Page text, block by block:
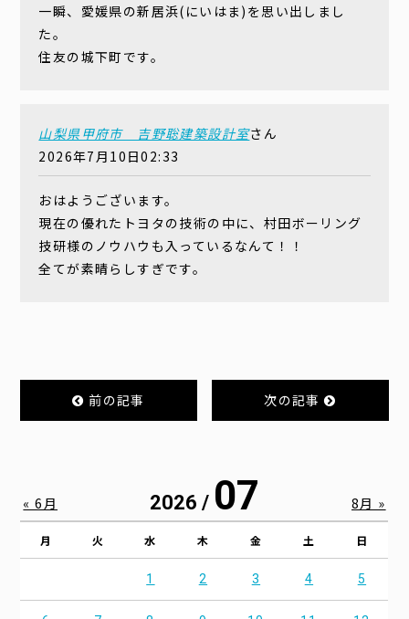
一瞬、愛媛県の新居浜(にいはま)を思い出しまし
た。
住友の城下町です。
山梨県甲府市 吉野聡建築設計室さん
2026年7月10日02:33
おはようございます。
現在の優れたトヨタの技術の中に、村田ボーリング
技研様のノウハウも入っているなんて！！
全てが素晴らしすぎです。
前の記事 次の記事
2026 / 07
月 火 水 木 金 土 日
1 2 3 4 5
« 6月 8月 »